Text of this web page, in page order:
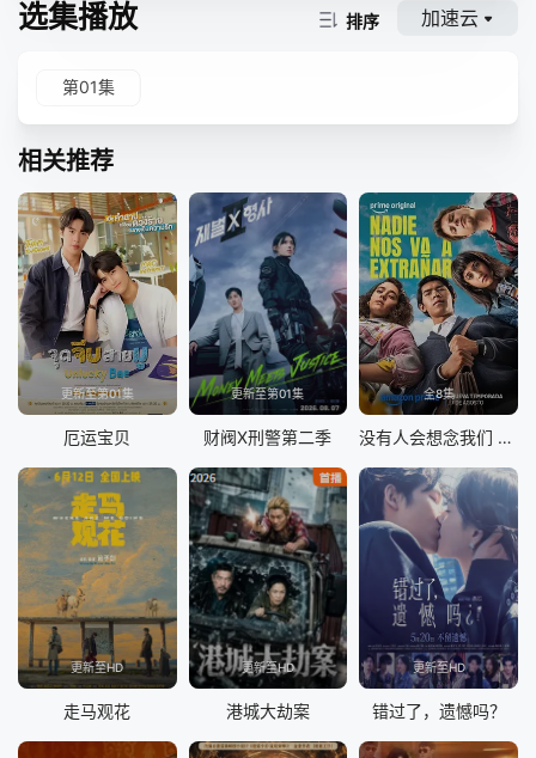
选集播放 排序 加速云
第01集
相关推荐
更新至第01集
厄运宝贝
更新至第01集
财阀X刑警第二季
全8集
没有人会想念我们 第二季
更新至HD
走马观花
更新至HD
港城大劫案
更新至HD
错过了，遗憾吗？